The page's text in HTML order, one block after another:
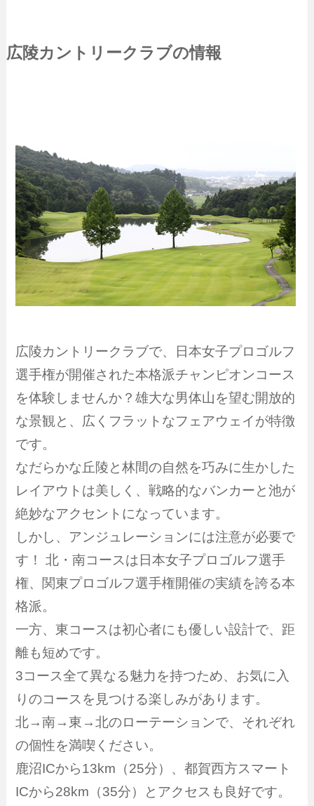
広陵カントリークラブの情報
広陵カントリークラブで、日本女子プロゴルフ
選手権が開催された本格派チャンピオンコース
を体験しませんか？雄大な男体山を望む開放的
な景観と、広くフラットなフェアウェイが特徴
です。
なだらかな丘陵と林間の自然を巧みに生かした
レイアウトは美しく、戦略的なバンカーと池が
絶妙なアクセントになっています。
しかし、アンジュレーションには注意が必要で
す！ 北・南コースは日本女子プロゴルフ選手
権、関東プロゴルフ選手権開催の実績を誇る本
格派。
一方、東コースは初心者にも優しい設計で、距
離も短めです。
3コース全て異なる魅力を持つため、お気に入
りのコースを見つける楽しみがあります。
北→南→東→北のローテーションで、それぞれ
の個性を満喫ください。
鹿沼ICから13km（25分）、都賀西方スマート
ICから28km（35分）とアクセスも良好です。